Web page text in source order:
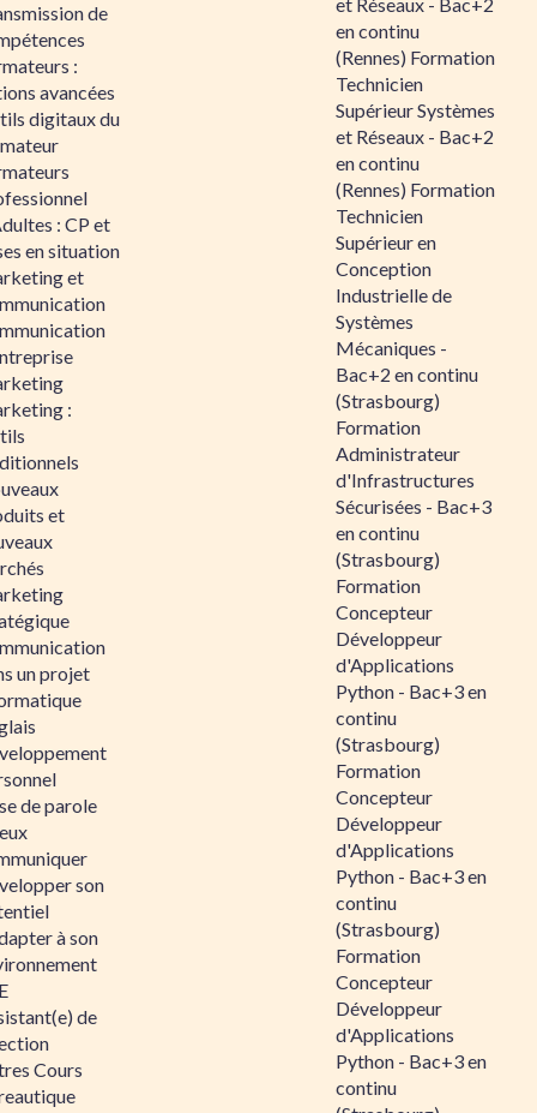
de
:
avancées
digitaux du
: CP et
en situation
et
:
et
un projet
de parole
son
à son
de
Cours
en continu
(Rennes) Formation
Technicien
Supérieur Systèmes
et Réseaux - Bac+2
en continu
(Rennes) Formation
Technicien
Supérieur en
Conception
Industrielle de
Systèmes
Mécaniques -
Bac+2 en continu
(Strasbourg)
Formation
Administrateur
d'Infrastructures
Sécurisées - Bac+3
en continu
(Strasbourg)
Formation
Concepteur
Développeur
d'Applications
Python - Bac+3 en
continu
(Strasbourg)
Formation
Concepteur
Développeur
d'Applications
Python - Bac+3 en
continu
(Strasbourg)
Formation
Concepteur
Développeur
d'Applications
Python - Bac+3 en
continu